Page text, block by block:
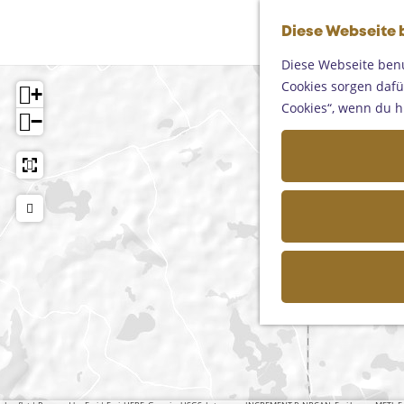
Diese Webseite
Diese Webseite
Cookies sorgen
Cookies“, wenn du
+
−